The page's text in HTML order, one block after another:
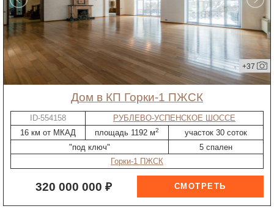
+37
дом в КП Горки-1 ПЖСК
ID-554158
РУБЛЕВО-УСПЕНСКОЕ ШОССЕ
16 км от МКАД
площадь 1192 м2
участок 30 соток
"под ключ"
5 спален
Горки-1 ПЖСК
320 000 000 ₽